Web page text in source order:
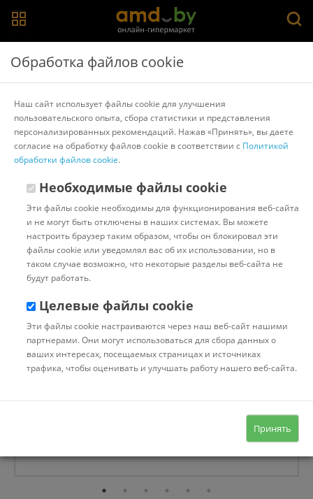
Главная > Каталог товаров Телевизоры
Другие товары Harper
Обработка файлов cookie
Наш сайт использует файлы cookie для улучшения
пользовательского опыта, сбора статистики и представления
персонализированных рекомендаций. Нажав «Принять», вы даете
согласие на обработку файлов cookie в соответствии с Политикой
обработки файлов cookie.
Необходимые файлы cookie
Эти файлы cookie необходимы для функционирования веб-сайта
и не могут быть отключены в наших системах. Вы можете
настроить браузер таким образом, чтобы он блокировал эти
файлы cookie или уведомлял вас об их использовании, но в
таком случае возможно, что некоторые разделы веб-сайта не
будут работать.
Целевые файлы cookie
Эти файлы cookie настраиваются через наш веб-сайт нашими
партнерами. Они могут использоваться для сбора данных о
ваших интересах, посещаемых страницах и источниках
трафика, чтобы оценивать и улучшать работу нашего веб-сайта.
Принять